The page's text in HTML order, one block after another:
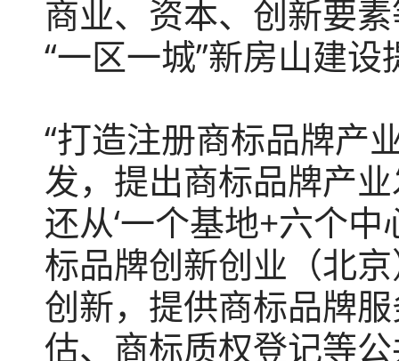
商业、资本、创新要
“一区一城”新房山建
“打造注册商标品牌产
发，提出商标品牌产
还从‘一个基地+六个中
标品牌创新创业（北
创新，提供商标品牌
估、商标质权登记等